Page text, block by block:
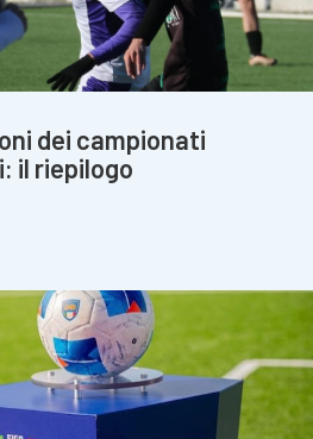
dei campionati
il riepilogo